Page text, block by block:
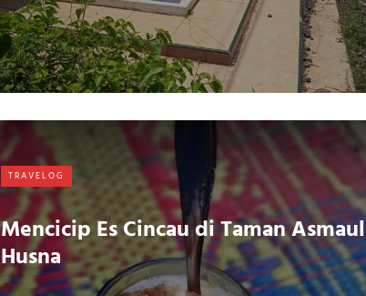
TRAVELOG
Mencicip Es Cincau di Taman Asmaul
Husna